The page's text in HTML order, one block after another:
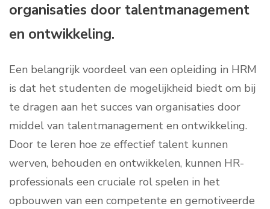
organisaties door talentmanagement
en ontwikkeling.
Een belangrijk voordeel van een opleiding in HRM
is dat het studenten de mogelijkheid biedt om bij
te dragen aan het succes van organisaties door
middel van talentmanagement en ontwikkeling.
Door te leren hoe ze effectief talent kunnen
werven, behouden en ontwikkelen, kunnen HR-
professionals een cruciale rol spelen in het
opbouwen van een competente en gemotiveerde